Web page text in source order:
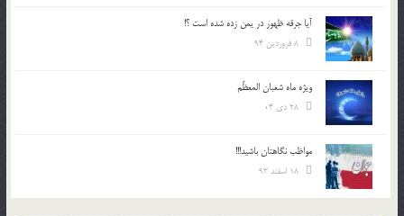
آیا جرقه ظهور در یمن زده شده است ؟!
ویژه ماه شعبان المعظّم
مواظب نگاهتان باشید!!!